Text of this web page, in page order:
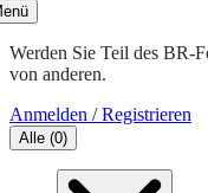
Werden Sie Teil des BR-
von anderen.
Anmelden / Registrieren
Alle (0)